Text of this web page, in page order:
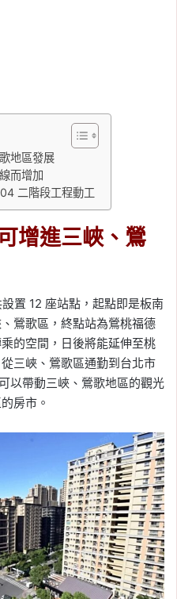
地區發展
而增加
二階段工程動工
增進三峽、鶯
置 12 座站點，起點即是板南
鶯歌區，終點站為鶯桃福德
的空間，日後將能延伸至桃
三峽、鶯歌區通勤到台北市
以帶動三峽、鶯歌地區的觀光
房市。